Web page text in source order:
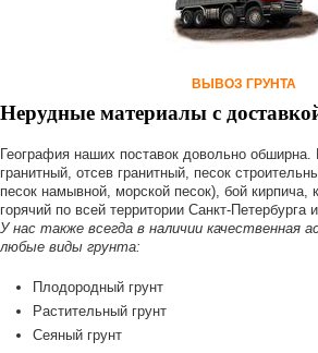
ВЫВОЗ ГРУНТА
Нерудные материалы с
География наших поставок довольно
гранитный, отсев гранитный, песок
песок намывной, морской песок), бой кирпича,
горячий по всей территории Санкт-Петербурга
У нас также всегда в наличии качественная
любые виды грунта:
Плодородный грунт
Растительный грунт
Сеяный грунт